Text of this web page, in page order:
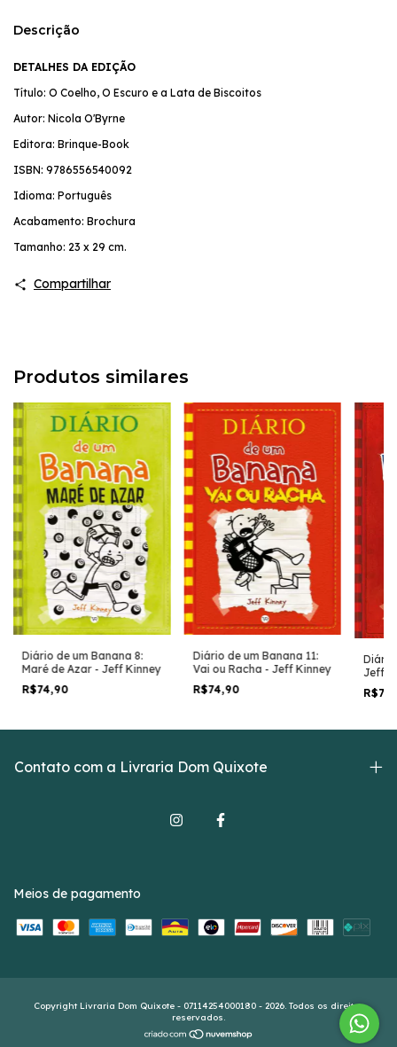
Descrição
DETALHES DA EDIÇÃO
Título: O Coelho, O Escuro e a Lata de Biscoitos
Autor: Nicola O'Byrne
Editora: Brinque-Book
ISBN: 9786556540092
Idioma: Português
Acabamento: Brochura
Tamanho: 23 x 29 cm.
Compartilhar
Produtos similares
Diário de um Banana 8:
Maré de Azar - Jeff Kinney
R$74,90
Diário de um Banana 11:
Vai ou Racha - Jeff Kinney
R$74,90
Diário
Jeff
Contato com a Livraria Dom Quixote
Meios de pagamento
Copyright Livraria Dom Quixote - 07114254000180 - 2026. Todos os direitos
reservados.